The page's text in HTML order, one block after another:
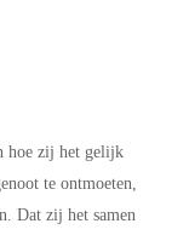
hoe zij het gelijk
te ontmoeten,
Dat zij het samen